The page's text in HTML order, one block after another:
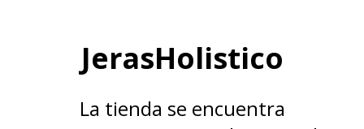
JerasHolistico
La tienda se encuentra